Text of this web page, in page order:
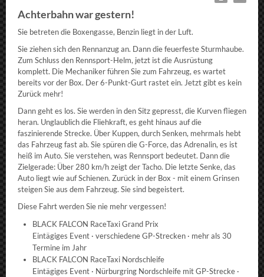
Achterbahn war gestern!
Sie betreten die Boxengasse, Benzin liegt in der Luft.
Sie ziehen sich den Rennanzug an. Dann die feuerfeste Sturmhaube.
Zum Schluss den Rennsport-Helm, jetzt ist die Ausrüstung
komplett. Die Mechaniker führen Sie zum Fahrzeug, es wartet
bereits vor der Box. Der 6-Punkt-Gurt rastet ein. Jetzt gibt es kein
Zurück mehr!
Dann geht es los. Sie werden in den Sitz gepresst, die Kurven fliegen
heran. Unglaublich die Fliehkraft, es geht hinaus auf die
faszinierende Strecke. Über Kuppen, durch Senken, mehrmals hebt
das Fahrzeug fast ab. Sie spüren die G-Force, das Adrenalin, es ist
heiß im Auto. Sie verstehen, was Rennsport bedeutet. Dann die
Zielgerade: Über 280 km/h zeigt der Tacho. Die letzte Senke, das
Auto liegt wie auf Schienen. Zurück in der Box - mit einem Grinsen
steigen Sie aus dem Fahrzeug. Sie sind begeistert.
Diese Fahrt werden Sie nie mehr vergessen!
BLACK FALCON RaceTaxi Grand Prix
Eintägiges Event · verschiedene GP-Strecken · mehr als 30
Termine im Jahr
BLACK FALCON RaceTaxi Nordschleife
Eintägiges Event · Nürburgring Nordschleife mit GP-Strecke ·